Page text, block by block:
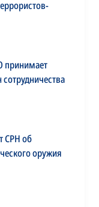
принимает
СРН об
оружия